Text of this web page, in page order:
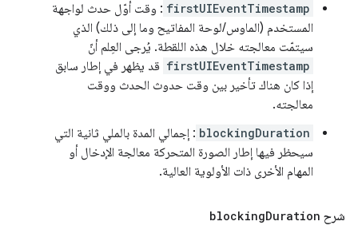
firstUIEventTimestamp : وقت أوّل حدث لواجهة
المستخدم (الماوس/لوحة المفاتيح وما إلى ذلك) الذي
سيتمّت معالجته خلال هذه اللقطة. يُرجى العِلم أنّ
firstUIEventTimestamp قد يظهر في إطار سابق
إذا كان هناك تأخير بين وقت حدوث الحدث ووقت
معالجته.
blockingDuration : إجمالي المدة بالملي ثانية التي
سيحظر فيها إطار الصورة المتحركة معالجة الإدخال أو
المهام الأخرى ذات الأولوية العالية.
شرح blockingDuration